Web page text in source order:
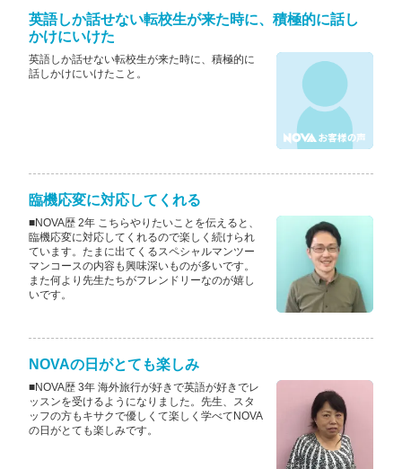
英語しか話せない転校生が来た時に、積極的に話し
かけにいけた
英語しか話せない転校生が来た時に、積極的に
話しかけにいけたこと。
臨機応変に対応してくれる
■NOVA歴 2年 こちらやりたいことを伝えると、
臨機応変に対応してくれるので楽しく続けられ
ています。たまに出てくるスペシャルマンツー
マンコースの内容も興味深いものが多いです。
また何より先生たちがフレンドリーなのが嬉し
いです。
NOVAの日がとても楽しみ
■NOVA歴 3年 海外旅行が好きで英語が好きでレ
ッスンを受けるようになりました。先生、スタ
ッフの方もキサクで優しくて楽しく学べてNOVA
の日がとても楽しみです。